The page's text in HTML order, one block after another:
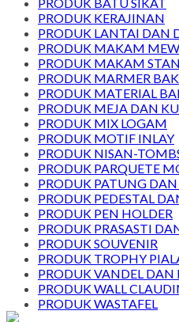
PRODUK KERAJINAN
PRODUK LANTAI DAN
PRODUK MAKAM
PRODUK MAKAM
PRODUK MARMER
PRODUK MATERIAL
PRODUK MEJA DAN
PRODUK MIX LOGAM
PRODUK MOTIF INLAY
PRODUK NISAN-
PRODUK PARQUETE
PRODUK PATUNG DAN
PRODUK PEDESTAL
PRODUK PEN HOLDER
PRODUK PRASASTI
PRODUK SOUVENIR
PRODUK TROPHY
PRODUK VANDEL DAN
PRODUK WALL
PRODUK WASTAFEL